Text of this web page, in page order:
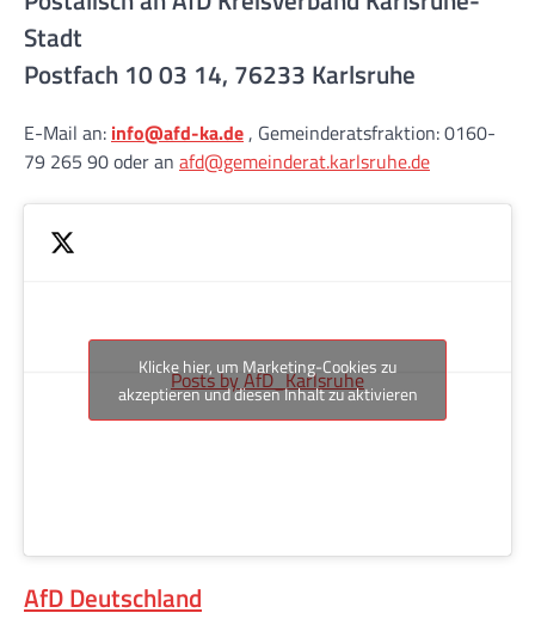
Stadt
Postfach 10 03 14, 76233 Karlsruhe
E-Mail an: info@afd-ka.de, Gemeinderatsfraktion: 0160-
79 265 90 oder an afd@gemeinderat.karlsruhe.de
Posts by AfD_Karlsruhe
Klicke hier, um Marketing-Cookies zu
akzeptieren und diesen Inhalt zu aktivieren
AfD Deutschland